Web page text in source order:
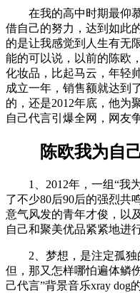
在我的高中时期最仰
借自己的努力，达到如此
的是让我感觉到人生有无
能的可以说，以前的陈欧
化妆品，比起马云，年轻
成立一年，销售额就达到
的，还是2012年底，他为
自己代言引爆全网，网友
陈欧我为自
1、2012年，一组“我
了不少80后90后的强烈共
意气风发的青年才俊，以
自己和聚美优品紧紧地进
2、梦想，是注定孤
但，那又怎样哪怕遍体鳞
己代言”背景音乐xray dog